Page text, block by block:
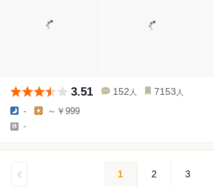
3.51 152 人 7153 人
- ～￥999
-
1 2 3